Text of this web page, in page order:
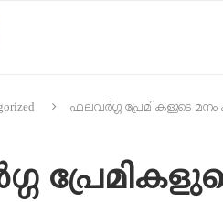
ഫലവർഗ്ഗ പ്രേമികളുടെ